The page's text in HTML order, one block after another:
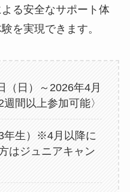
る安全なサポート体
を実現できます。
（日）～2026年4月
間以上参加可能〉
年生）※4月以降に
はジュニアキャン